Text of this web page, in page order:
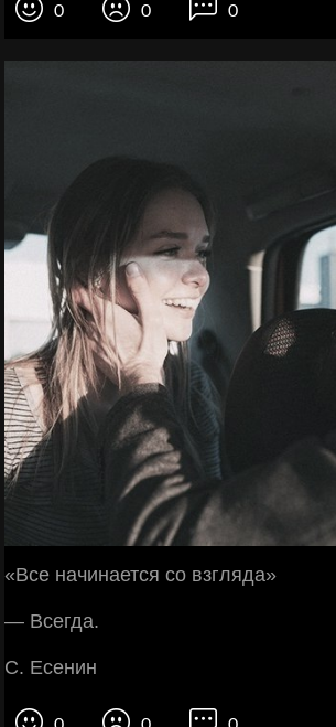
0 0 0
«Все начинается со взгляда»
— Всегда.
С. Есенин